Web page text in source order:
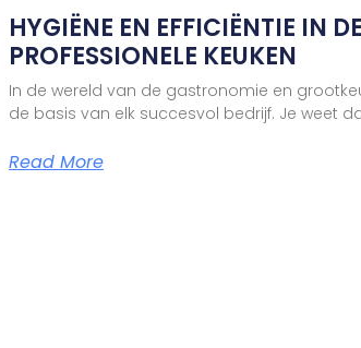
HYGIËNE EN EFFICIËNTIE IN DE
PROFESSIONELE KEUKEN
In de wereld van de gastronomie en
de basis van elk succesvol bedrijf. Je weet
Read More